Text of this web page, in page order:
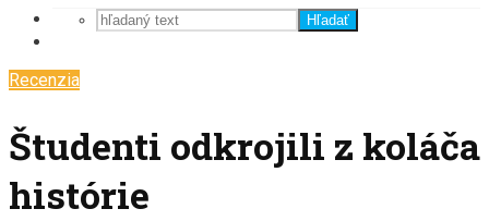
Hľadať
Recenzia
Študenti odkrojili z koláča
histórie